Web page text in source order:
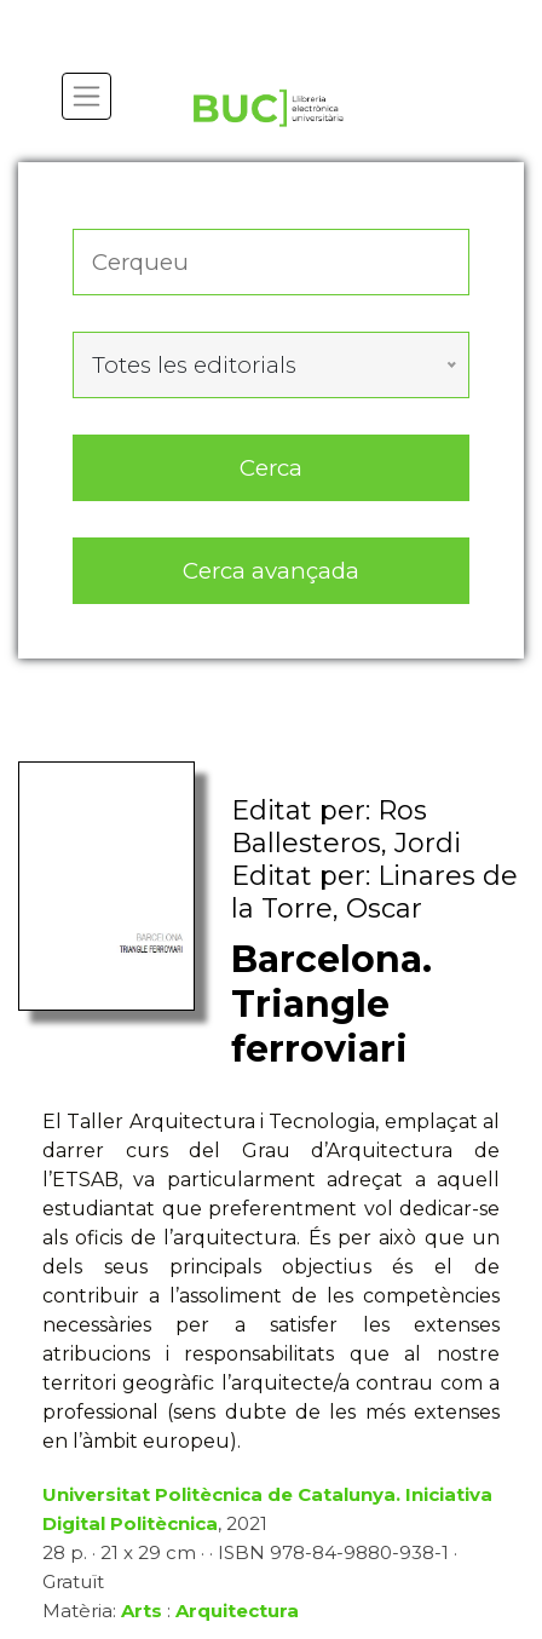
Totes les editorials
Cerca
Cerca avançada
Editat per: Ros
Ballesteros, Jordi
Editat per: Linares de
la Torre, Oscar
Barcelona.
Triangle
ferroviari
El Taller Arquitectura i Tecnologia, emplaçat al
darrer curs del Grau d’Arquitectura de
l’ETSAB, va particularment adreçat a aquell
estudiantat que preferentment vol dedicar-se
als oficis de l’arquitectura. És per això que un
dels seus principals objectius és el de
contribuir a l’assoliment de les competències
necessàries per a satisfer les extenses
atribucions i responsabilitats que al nostre
territori geogràfic l’arquitecte/a contrau com a
professional (sens dubte de les més extenses
en l’àmbit europeu).
Universitat Politècnica de Catalunya. Iniciativa
Digital Politècnica, 2021
28 p. · 21 x 29 cm · · ISBN 978-84-9880-938-1 ·
Gratuït
Matèria: Arts : Arquitectura